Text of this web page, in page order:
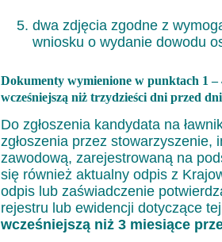
dwa zdjęcia zgodne z
wniosku o wydanie dowodu
Dokumenty wymienione w punktach 1
wcześniejszą niż trzydzieści dni przed
Do zgłoszenia kandydata na
zgłoszenia przez stowarzyszenie,
zawodową, zarejestrowaną na
się również aktualny odpis z
odpis lub zaświadczenie
rejestru lub ewidencji dotyczące
wcześniejszą niż 3 miesiące